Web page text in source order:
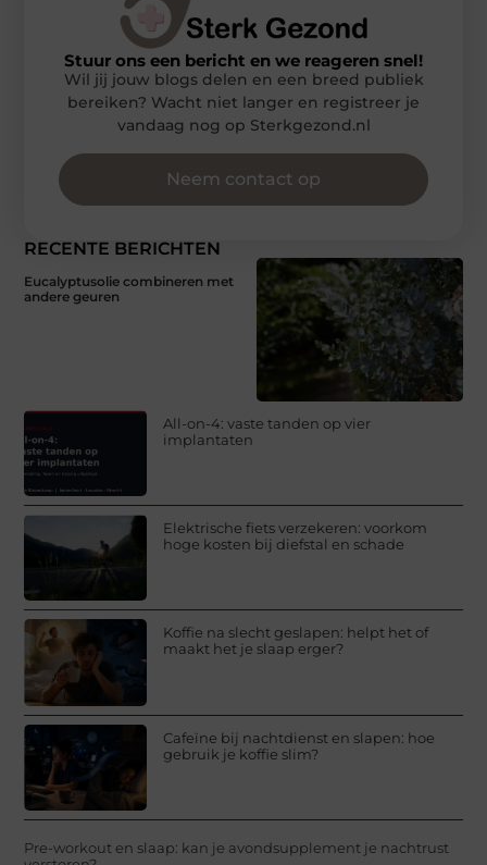
RECENTE BERICHTEN
Eucalyptusolie combineren met
andere geuren
All-on-4: vaste tanden op vier
implantaten
Elektrische fiets verzekeren: voorkom
hoge kosten bij diefstal en schade
Koffie na slecht geslapen: helpt het of
maakt het je slaap erger?
Cafeïne bij nachtdienst en slapen: hoe
gebruik je koffie slim?
Pre-workout en slaap: kan je avondsupplement je nachtrust
Stuur ons een bericht en we reageren snel!
Wil jij jouw blogs delen en een breed publiek
bereiken? Wacht niet langer en registreer je
vandaag nog op Sterkgezond.nl
Neem contact op